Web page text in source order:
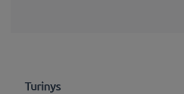
Turinys